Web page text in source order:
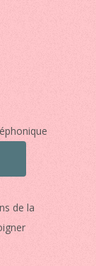
de la